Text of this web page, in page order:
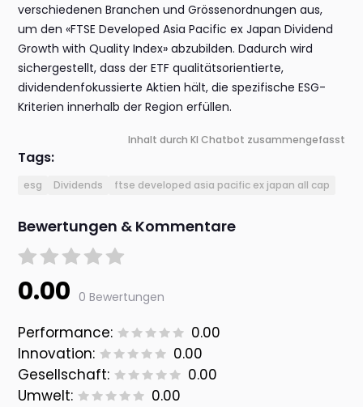
verschiedenen Branchen und Grössenordnungen aus,
um den «FTSE Developed Asia Pacific ex Japan Dividend
Growth with Quality Index» abzubilden. Dadurch wird
sichergestellt, dass der ETF qualitätsorientierte,
dividendenfokussierte Aktien hält, die spezifische ESG-
Kriterien innerhalb der Region erfüllen.
Inhalt durch KI Chatbot zusammengefasst
Tags:
esg Dividends ftse developed asia pacific ex japan all cap
Bewertungen & Kommentare
0.00 0 Bewertungen
Performance:
0.00
Innovation:
0.00
Gesellschaft:
0.00
Umwelt:
0.00